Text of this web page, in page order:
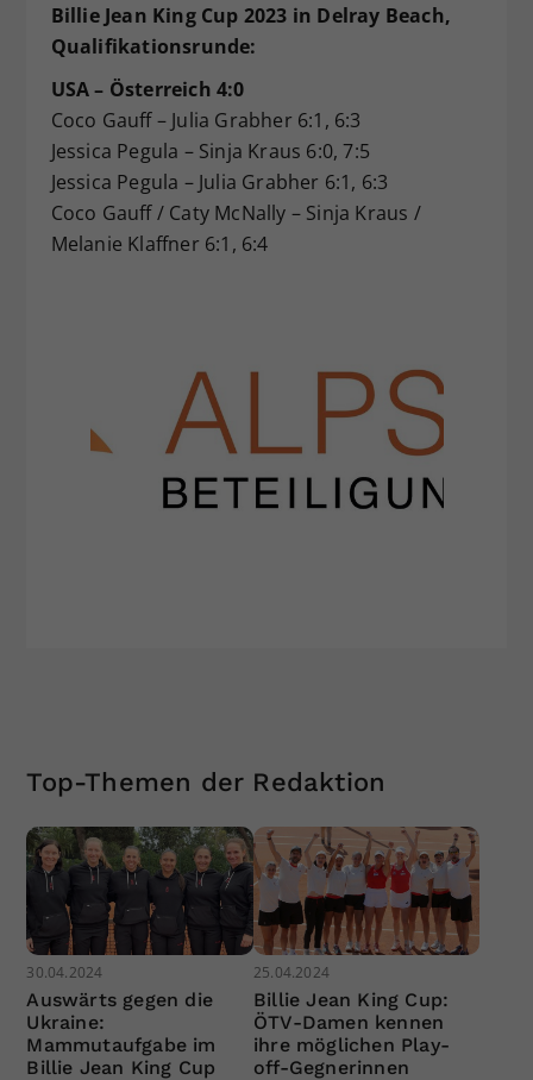
Billie Jean King Cup 2023 in Delray Beach,
Qualifikationsrunde:
USA – Österreich 4:0
Coco Gauff – Julia Grabher 6:1, 6:3
Jessica Pegula – Sinja Kraus 6:0, 7:5
Jessica Pegula – Julia Grabher 6:1, 6:3
Coco Gauff / Caty McNally – Sinja Kraus /
Melanie Klaffner 6:1, 6:4
Top-Themen der Redaktion
30.04.2024
Auswärts gegen die
Ukraine:
Mammutaufgabe im
Billie Jean King Cup
25.04.2024
Billie Jean King Cup:
ÖTV-Damen kennen
ihre möglichen Play-
off-Gegnerinnen